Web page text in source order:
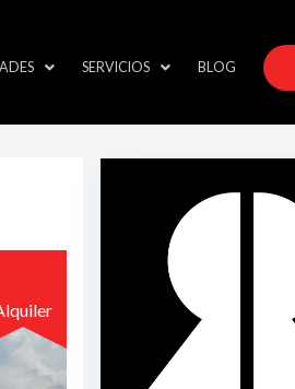
SERVICIOS BLOG